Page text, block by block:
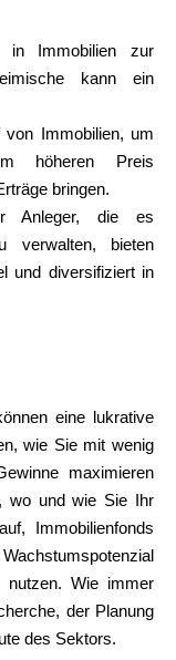
in Immobilien zur
kann ein
von Immobilien, um
höheren Preis
bringen.
Anleger, die es
verwalten, bieten
und diversifiziert in
eine lukrative
wie Sie mit wenig
maximieren
wo und wie Sie Ihr
Immobilienfonds
nutzen. Wie immer
der Planung
des Sektors.